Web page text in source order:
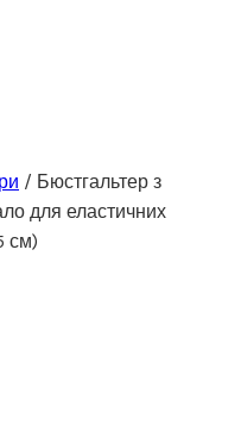
/ Бюстгальтер з
для еластичних
см)